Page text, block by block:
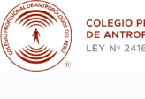
Saltar
al
contenido